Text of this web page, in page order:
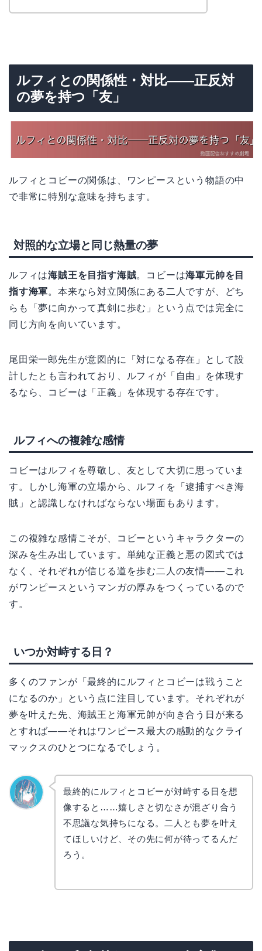
ルフィとの関係性・対比——正反対
の夢を持つ「友」
ルフィとコビーの関係は、ワンピースという物語の中
で非常に特別な意味を持ちます。
対照的な立場と同じ熱量の夢
ルフィは海賊王を目指す海賊。コビーは海軍元帥を目
指す海軍。本来なら対立関係にある二人ですが、どち
らも「夢に向かって真剣に歩む」という点では完全に
同じ方向を向いています。
尾田栄一郎先生が意図的に「対になる存在」として設
計したとも言われており、ルフィが「自由」を体現す
るなら、コビーは「正義」を体現する存在です。
ルフィへの複雑な感情
コビーはルフィを尊敬し、友として大切に思っていま
す。しかし海軍の立場から、ルフィを「逮捕すべき海
賊」と認識しなければならない場面もあります。
この複雑な感情こそが、コビーというキャラクターの
深みを生み出しています。単純な正義と悪の図式では
なく、それぞれが信じる道を歩む二人の友情——これ
がワンピースというマンガの厚みをつくっているので
す。
いつか対峙する日？
多くのファンが「最終的にルフィとコビーは戦うこと
になるのか」という点に注目しています。それぞれが
夢を叶えた先、海賊王と海軍元帥が向き合う日が来る
とすれば——それはワンピース最大の感動的なクライ
マックスのひとつになるでしょう。
最終的にルフィとコビーが対峙する日を想
像すると……嬉しさと切なさが混ざり合う
不思議な気持ちになる。二人とも夢を叶え
てほしいけど、その先に何が待ってるんだ
ろう。